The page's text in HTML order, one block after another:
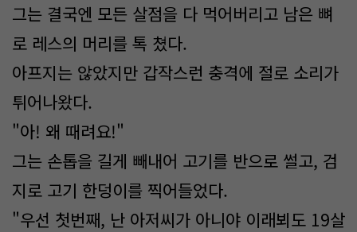
그는 결국엔 모든 살점을 다 먹어버리고 남은 뼈
로 레스의 머리를 톡 쳤다.
아프지는 않았지만 갑작스런 충격에 절로 소리가
튀어나왔다.
"아! 왜 때려요!"
그는 손톱을 길게 빼내어 고기를 반으로 썰고, 검
지로 고기 한덩이를 찍어들었다.
"우선 첫번째, 난 아저씨가 아니야 이래뵈도 19살